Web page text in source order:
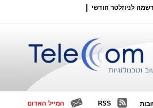
לניוזלטר חודשי
RSS המייל האדום